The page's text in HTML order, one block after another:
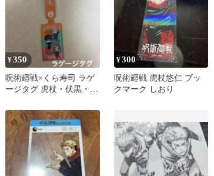
¥350
呪術廻戦×くら寿司 ラゲ
ージタグ 虎杖・伏黒・釘
¥300
呪術廻戦 虎杖悠仁 ブッ
クマーク しおり